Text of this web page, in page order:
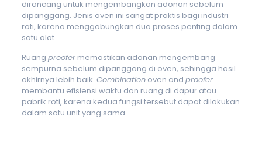
dirancang untuk mengembangkan adonan sebelum
dipanggang. Jenis oven ini sangat praktis bagi industri
roti, karena menggabungkan dua proses penting dalam
satu alat.
Ruang proofermemastikan adonan mengembang
sempurna sebelum dipanggang di oven, sehingga hasil
akhirnya lebih baik. Combinationoven and proofer
membantu efisiensi waktu dan ruang di dapur atau
pabrik roti, karena kedua fungsi tersebut dapat dilakukan
dalam satu unit yang sama.